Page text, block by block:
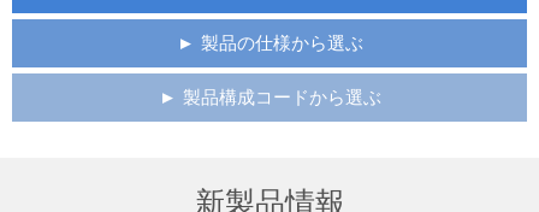
製品の仕様から選ぶ
製品構成コードから選ぶ
新製品情報